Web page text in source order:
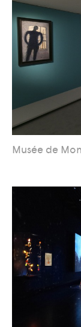
Musée de